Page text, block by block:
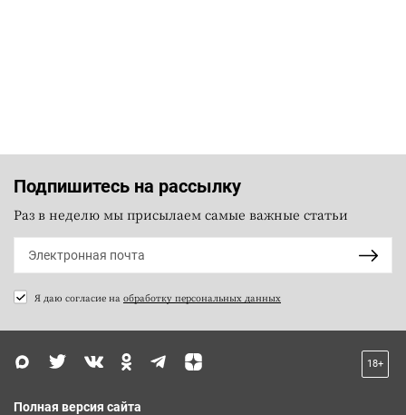
Подпишитесь на рассылку
Раз в неделю мы присылаем самые важные статьи
Я даю согласие на обработку персональных данных
18+
Полная версия сайта